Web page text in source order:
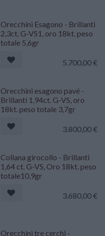
Orecchini Esagono - Brillanti
2,3ct. G-VS1, oro 18kt. peso
totale 5,6gr
5.700,00€
Orecchini esagono pavé -
Brillanti 1,94ct. G-VS, oro
18kt. peso totale 3,7gr
3.800,00€
Collana girocollo - Brillanti
1,64 ct. G-VS, Oro 18kt. peso
totale10,9gr
3.680,00€
Orecchini tre cerchi -